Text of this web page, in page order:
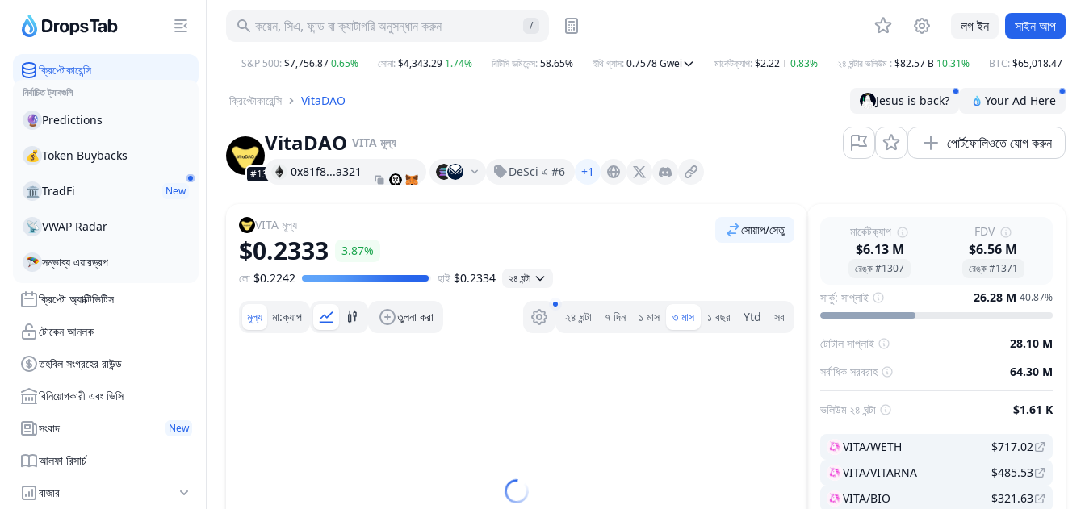
ক্রিপ্টোকারেন্সি
নির্বাচিত ট্যাবগুলি
🔮 Predictions
💰 Token Buybacks
🏛 TradFi New
📡 VWAP Radar
🪂সম্ভাব্য এয়ারড্রপ
ক্রিপ্টো অ্যাক্টিভিটিস
টোকেন আনলক
তহবিল সংগ্রহের রাউন্ড
বিনিয়োগকারী এবং ভিসি
সংবাদ New
আলফা রিসার্চ
বাজার
কয়েন, সিএ, ফান্ড বা ক্যাটাগরি অনুসন্ধান করুন / লগ ইন সাইন আপ
$65,018.47 1.10% S&P 500 :$7,756.870.65% :$4,343.291.74% বিটিসি ডমিনেন্স:58.65% ইথি গ্যাস:0.7578Gwei মার্কেটক্যাপ:$2.22 T0.83% ২৪ ঘন্টার ভলিউম:$82.57 B10.31% :$65,018.471.10%
ক্রিপ্টোকারেন্সি VitaDAO Jesus is back? Your Ad Here
#1307
VitaDAO VITA মূল্য পোর্টফোলিওতে যোগ করুন
0x81f8...a321 DeSci এ #6 +1 Vitadao.com X (Twitter)
VITA মূল্য
$0.2333 3.87%
সোয়াপ/সেতু
মূল্য পরিসীমা
লো $0.2242 হাই $0.2334 ২৪ ঘন্টা
মূল্য মা:ক্যাপ তুলনা করা পরিসীমা নির্বাচক।
২৪ ঘন্টা ৭ দিন ১ মাস ৩ মাস ১ বছর Ytd সব
মার্কেটক্যাপ
$6.13 M
রেঙ্ক #1307
FDV
$6.56 M
রেঙ্ক #1371
সার্কু: সাপ্লাই 26.28 M 40.87%
টোটাল সাপ্লাই
28.10 M
সর্বাধিক সরবরাহ
64.30 M
ভলিউম ২৪ ঘন্টা $1.61 K
VITA/WETH
$717.02
VITA/VITARNA
$485.53
VITA/BIO
$321.63